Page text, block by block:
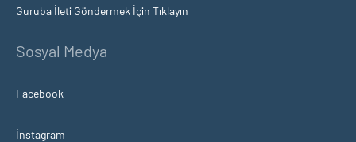
Guruba İleti Göndermek İçin Tıklayın
Sosyal Medya
Facebook
İnstagram